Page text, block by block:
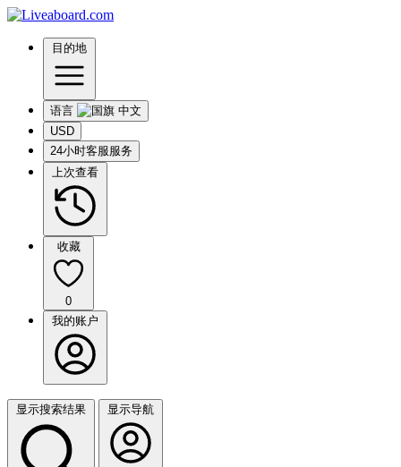
目的地
语言
USD
24小时客服服务
上次查看
收藏
0
我的账户
显示搜索结果 显示导航